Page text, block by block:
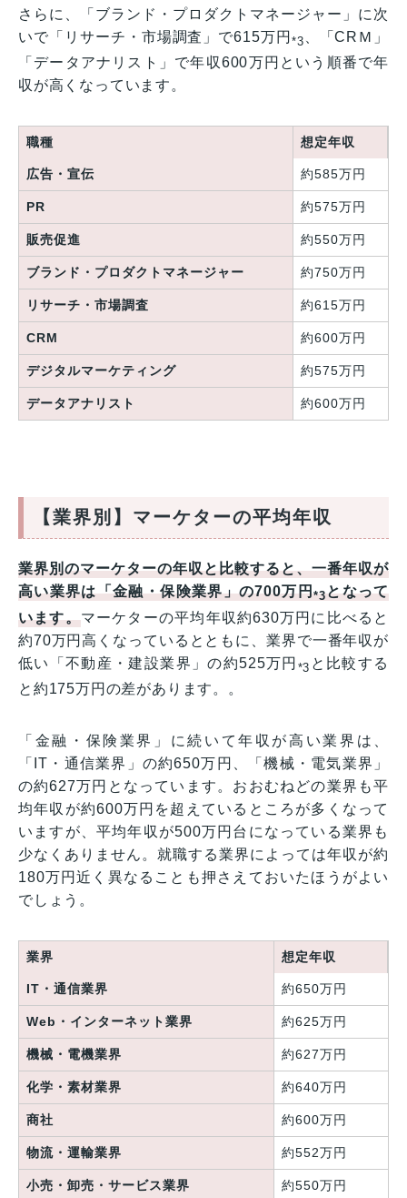
さらに、「ブランド・プロダクトマネージャー」に次
いで「リサーチ・市場調査」で615万円 *3 、「CRＭ」
「データアナリスト」で年収600万円という順番で年
収が高くなっています。
職種 想定年収
広告・宣伝 約585万円
PR 約575万円
販売促進 約550万円
ブランド・プロダクトマネージャー 約750万円
リサーチ・市場調査 約615万円
CRM 約600万円
デジタルマーケティング 約575万円
データアナリスト 約600万円
【業界別】マーケターの平均年収
業界別のマーケターの年収と比較すると、一番年収が
高い業界は「金融・保険業界」の700万円*3となって
います。マーケターの平均年収約630万円に比べると
約70万円高くなっているとともに、業界で一番年収が
低い「不動産・建設業界」の約525万円 *3 と比較する
と約175万円の差があります。。
「金融・保険業界」に続いて年収が高い業界は、
「IT・通信業界」の約650万円、「機械・電気業界」
の約627万円となっています。おおむねどの業界も平
均年収が約600万円を超えているところが多くなって
いますが、平均年収が500万円台になっている業界も
少なくありません。就職する業界によっては年収が約
180万円近く異なることも押さえておいたほうがよい
でしょう。
業界 想定年収
IT・通信業界 約650万円
Web・インターネット業界 約625万円
機械・電機業界 約627万円
化学・素材業界 約640万円
商社 約600万円
物流・運輸業界 約552万円
小売・卸売・サービス業界 約550万円